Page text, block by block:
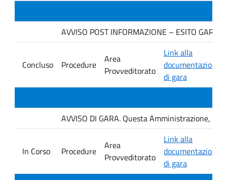
AVVISO POST INFORMAZIONE – ESITO GARA
Concluso Procedure
Area
Provveditorato
Link alla
documentazione
di gara
AVVISO DI GARA. Questa Amministrazione,
In Corso Procedure
Area
Provveditorato
Link alla
documentazione
di gara